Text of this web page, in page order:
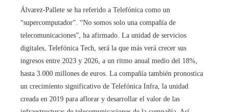
Álvarez-Pallete se ha referido a Telefónica como un
“supercomputador”. “No somos solo una compañía de
telecomunicaciones”, ha afirmado. La unidad de servicios
digitales, Telefónica Tech, será la que más verá crecer sus
ingresos entre 2023 y 2026, a un ritmo anual medio del 18%,
hasta 3.000 millones de euros. La compañía también pronostica
un crecimiento significativo de Telefónica Infra, la unidad
creada en 2019 para aflorar y desarrollar el valor de las